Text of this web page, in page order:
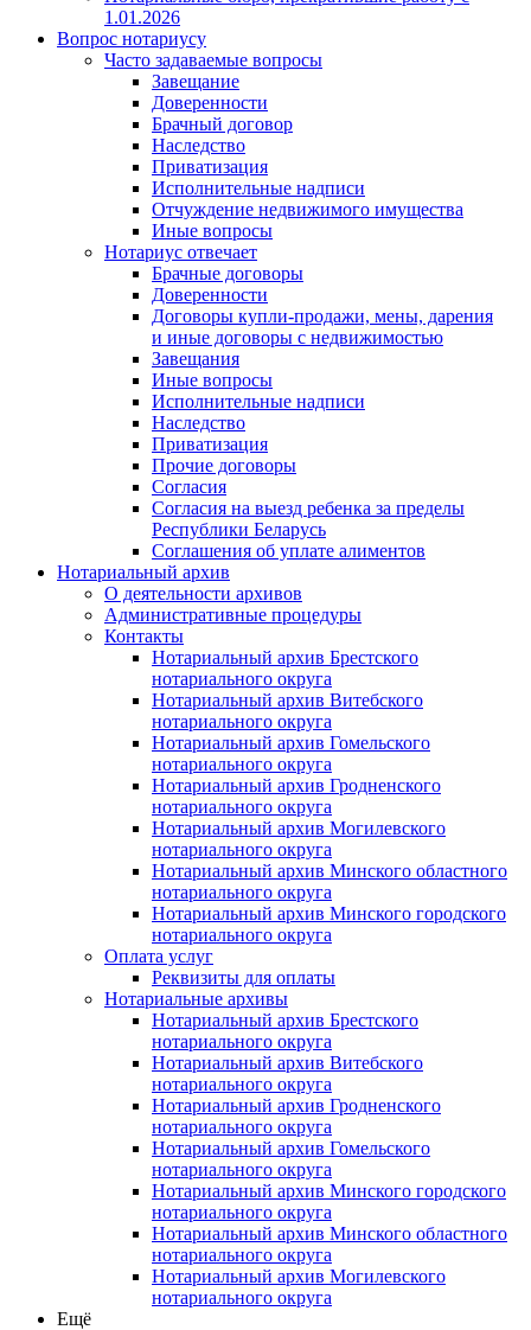
1.01.2026
Вопрос нотариусу
Часто задаваемые вопросы
Завещание
Доверенности
Брачный договор
Наследство
Приватизация
Исполнительные надписи
Отчуждение недвижимого имущества
Иные вопросы
Нотариус отвечает
Брачные договоры
Доверенности
Договоры купли-продажи, мены, дарения
и иные договоры с недвижимостью
Завещания
Иные вопросы
Исполнительные надписи
Наследство
Приватизация
Прочие договоры
Согласия
Согласия на выезд ребенка за пределы
Республики Беларусь
Соглашения об уплате алиментов
Нотариальный архив
О деятельности архивов
Административные процедуры
Контакты
Нотариальный архив Брестского
нотариального округа
Нотариальный архив Витебского
нотариального округа
Нотариальный архив Гомельского
нотариального округа
Нотариальный архив Гродненского
нотариального округа
Нотариальный архив Могилевского
нотариального округа
Нотариальный архив Минского областного
нотариального округа
Нотариальный архив Минского городского
нотариального округа
Оплата услуг
Реквизиты для оплаты
Нотариальные архивы
Нотариальный архив Брестского
нотариального округа
Нотариальный архив Витебского
нотариального округа
Нотариальный архив Гродненского
нотариального округа
Нотариальный архив Гомельского
нотариального округа
Нотариальный архив Минского городского
нотариального округа
Нотариальный архив Минского областного
нотариального округа
Нотариальный архив Могилевского
нотариального округа
Ещё